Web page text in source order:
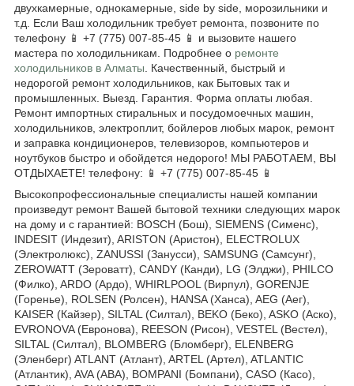
двухкамерные, однокамерные, side by side, морозильники и
т.д. Если Ваш холодильник требует ремонта, позвоните по
телефону 📱 +7 (775) 007-85-45 📱 и вызовите нашего
мастера по холодильникам. Подробнее о ремонте
холодильников в Алматы . Качественный, быстрый и
недорогой ремонт холодильников, как Бытовых так и
промышленных. Выезд. Гарантия. Форма оплаты любая.
Ремонт импортных стиральных и посудомоечных машин,
холодильников, электроплит, бойлеров любых марок, ремонт
и заправка кондиционеров, телевизоров, компьютеров и
ноутбуков быстро и обойдется недорого! МЫ РАБОТАЕМ, ВЫ
ОТДЫХАЕТЕ! телефону: 📱 +7 (775) 007-85-45 📱
Высокопрофессиональные специалисты нашей компании
произведут ремонт Вашей бытовой техники следующих марок
на дому и с гарантией: BOSCH (Бош), SIEMENS (Сименс),
INDESIT (Индезит), ARISTON (Аристон), ELECTROLUX
(Электролюкс), ZANUSSI (Занусси), SAMSUNG (Самсунг),
ZEROWATT (Зероватт), CANDY (Канди), LG (Элджи), PHILCO
(Филко), ARDO (Ардо), WHIRLPOOL (Вирпул), GORENJE
(Горенье), ROLSEN (Ролсен), HANSA (Ханса), AEG (Аег),
KAISER (Кайзер), SILTAL (Силтал), BEKO (Беко), ASKO (Аско),
EVRONOVA (Евронова), REESON (Рисон), VESTEL (Вестел),
SILTAL (Силтал), BLOMBERG (Бломберг), ELENBERG
(Эленберг) ATLANT (Атлант), ARTEL (Артел), ATLANTIC
(Атлантик), AVA (АВА), BOMPANI (Бомпани), CASO (Касо),